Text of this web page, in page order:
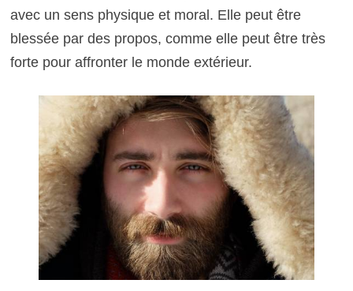
avec un sens physique et moral. Elle peut être
blessée par des propos, comme elle peut être très
forte pour affronter le monde extérieur.